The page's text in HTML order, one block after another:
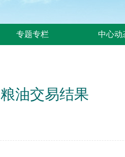
专题专栏 中心动
油交易结果